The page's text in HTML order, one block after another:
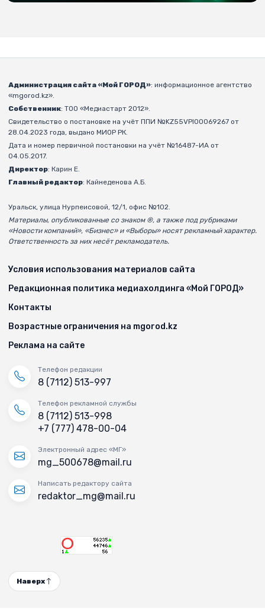
Администрация сайта «Мой ГОРОД»: информационное агентство
«mgorod.kz».
Собственник: ТОО «Медиастарт 2012».
Свидетельство о постановке на учёт ППИ №KZ55VPI00069267 от
28.04.2023 года, выдано МИОР РК.
Дата и номер первичной постановки на учёт №16487-ИА от
04.05.2017.
Директор: Карин Е.
Главный редактор: Кайнеденова А.Б.
Уральск, улица Нурпеисовой, 12/1, офис №102.
Материалы, опубликованные со знаком ®, а также под рубриками
«Новости компаний», «Бизнес» и «Выборы» носят рекламный характер.
Ответственность за них несёт рекламодатель.
Условия использования материалов сайта
Редакционная политика медиахолдинга «Мой ГОРОД»
Контакты
Возрастные ограничения на mgorod.kz
Реклама на сайте
Телефон редакции
8 (7112) 513-997
Телефон рекламной службы
8 (7112) 513-998
+7 (777) 478-00-04
Электронный адрес «МГ»
mg_500678@mail.ru
Написать редактору сайта
redaktor_mg@mail.ru
Наверх